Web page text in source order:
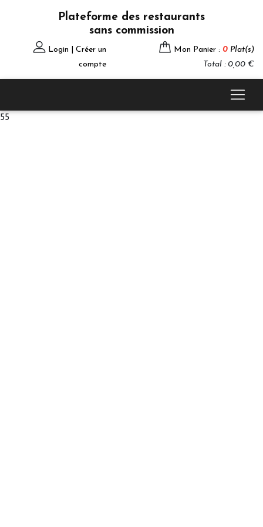
Plateforme des restaurants
sans commission
Login | Créer un
compte
Mon Panier : 0 Plat(s)
Total : 0,00 €
55